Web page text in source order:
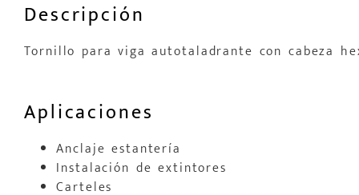
Descripción
Tornillo para viga autotaladrante con cabeza
Aplicaciones
Anclaje estantería
Instalación de extintores
Carteles